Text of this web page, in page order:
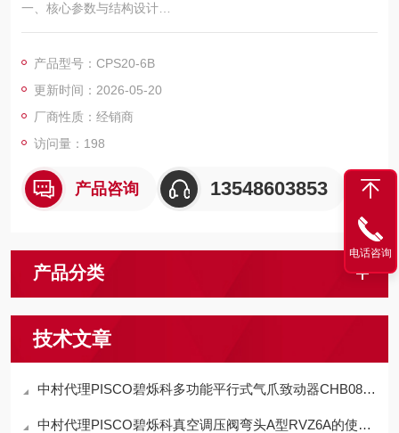
一、核心参数与结构设计
连接规格与适配能力
度达 8mm，通过内置弹簧卡圈固定，抗拉强度达 150N。
螺纹类型：配备R1/4 英制锥管内螺纹（符合 ISO 7-1 标准），螺
纹精度达 ±0.05mm，通过螺纹涂胶工艺实现无泄漏密封。
材质与密封性能
产品型号：CPS20-6B
更新时间：2026-05-20
厂商性质：经销商
访问量：198
产品咨询 13548603853
产品分类
技术文章
中村代理PISCO碧烁科多功能平行式气爪致动器CHB08-D特点
中村代理PISCO碧烁科真空调压阀弯头A型RVZ6A的使用方法
电话咨询